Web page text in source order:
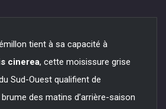
tient à sa capacité à
cinerea, cette moisissure grise
Sud-Ouest qualifient de
des matins d’arrière-saison